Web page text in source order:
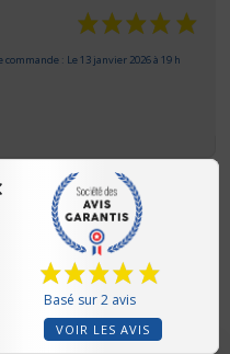
commande : Le 13 janvier 2026 à 19 h
Basé sur 2 avis
VOIR LES AVIS